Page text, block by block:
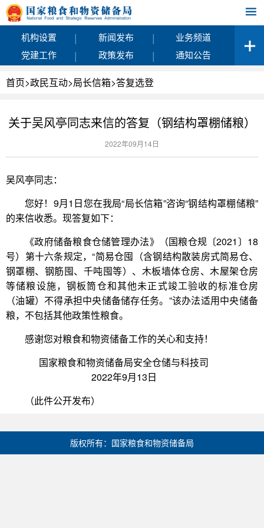
机构设置 | 新闻发布 |
业务频道
党建工作
| 政策发布 | 通知公告
首页>政民互动>局长信箱>答复选登
关于吴风亭同志来信的答复（钢结构罩棚储粮）
2022年09月14日
吴风亭同志：
您好！9月1日您在我局“局长信箱”咨询“钢结构罩棚储粮”
的来信收悉。现答复如下：
《政府储备粮食仓储管理办法》（国粮仓规〔2021〕18
号）第十六条规定，“简易仓囤（含钢结构散装房式简易仓、
钢罩棚、钢筋囤、千吨囤等）、木板墙体仓房、木屋架仓房
等储粮设施，钢板筒仓和其他未正式竣工验收的标准仓房
（油罐）不得承担中央储备储存任务。”该办法适用中央储备
粮，不包括其他政策性粮食。
感谢您对粮食和物资储备工作的关心和支持！
国家粮食和物资储备局安全仓储与科技司
2022年9月13日
（此件公开发布）
版权所有：国家粮食和物资储备局